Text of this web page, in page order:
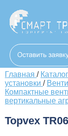
Главная /
установки /
Компактные
вертикальные
Topvex